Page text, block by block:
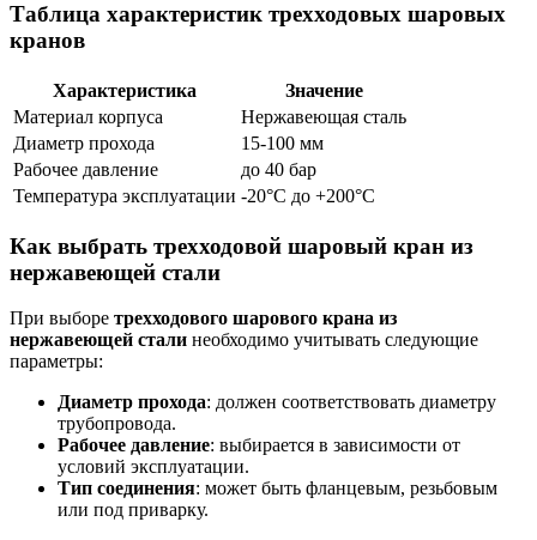
Таблица характеристик трехходовых шаровых
кранов
Характеристика
Значение
Материал корпуса
Нержавеющая сталь
Диаметр прохода
15-100 мм
Рабочее давление
до 40 бар
Температура эксплуатации -20°C до +200°C
Как выбрать трехходовой шаровый кран из
нержавеющей стали
При выборе трехходового шарового крана из
нержавеющей стали необходимо учитывать следующие
параметры:
Диаметр прохода: должен соответствовать диаметру
трубопровода.
Рабочее давление: выбирается в зависимости от
условий эксплуатации.
Тип соединения: может быть фланцевым, резьбовым
или под приварку.